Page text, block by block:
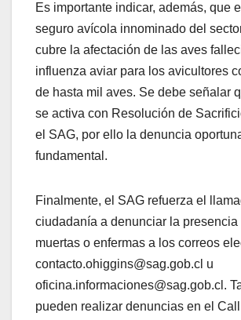
Es importante indicar, además, que
seguro avícola innominado del
cubre la afectación de las aves
influenza aviar para los avicultores
de hasta mil aves. Se debe señalar
se activa con Resolución de
el SAG, por ello la denuncia
fundamental.
Finalmente, el SAG refuerza el
ciudadanía a denunciar la presencia
muertas o enfermas a los correos
contacto.ohiggins@sag.gob.cl u
oficina.informaciones@sag.gob.cl.
pueden realizar denuncias en el Call